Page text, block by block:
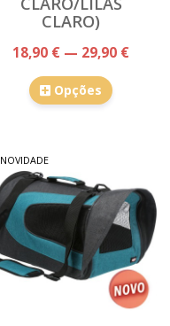
CLARO)
18,90 € — 29,90 €
Opções
NOVIDADE